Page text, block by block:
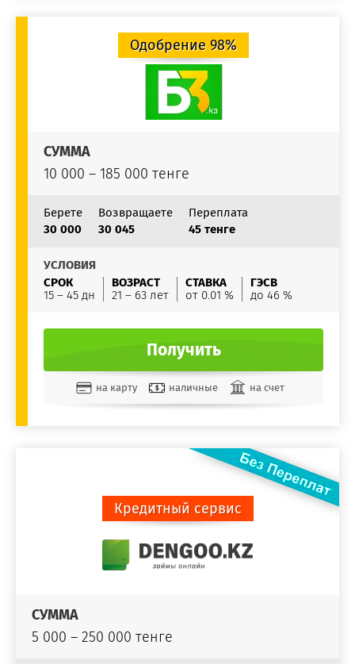
Одобрение 98%
СУММА
10 000 – 185 000 тенге
Берете
30 000
Возвращаете
30 045
Переплата
45 тенге
УСЛОВИЯ
СРОК
15 – 45 дн
ВОЗРАСТ
21 – 63 лет
СТАВКА
от 0.01 %
ГЭСВ
до 46 %
Получить
на карту наличные на счет
Кредитный сервис
СУММА
5 000 – 250 000 тенге